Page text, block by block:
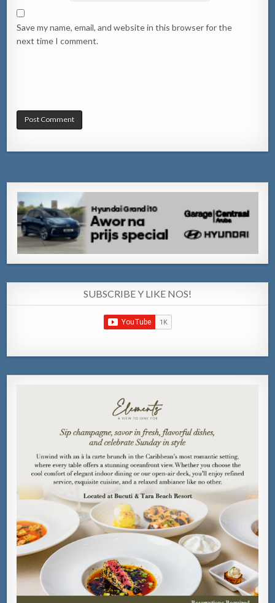
Save my name, email, and website in this browser for the
next time I comment.
SUBSCRIBE Y LIKE NOS!